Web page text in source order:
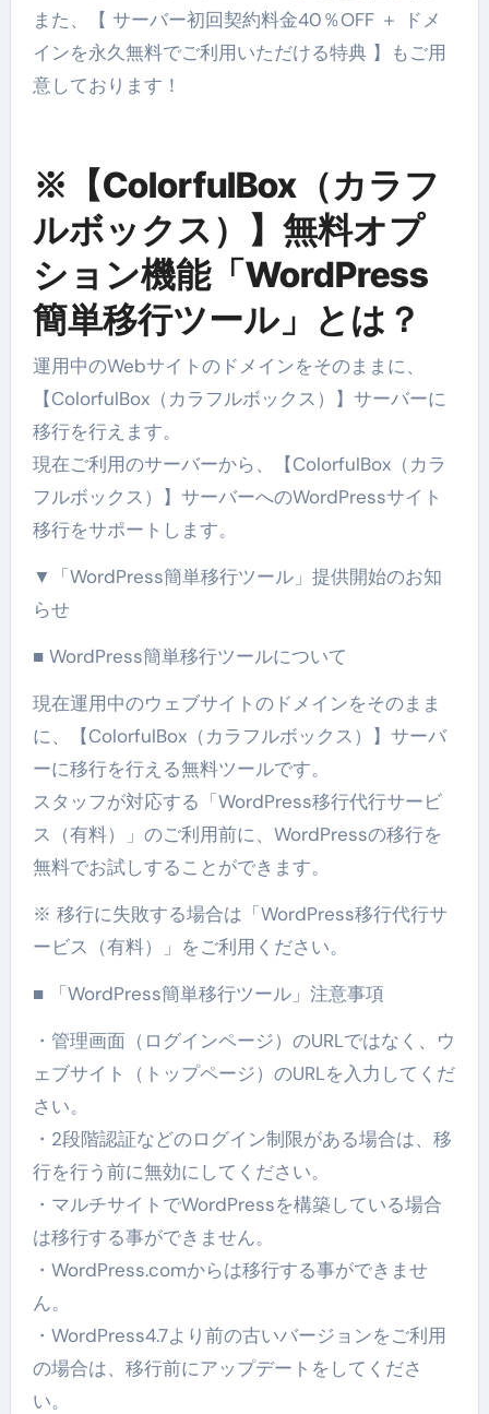
また、【 サーバー初回契約料金40％OFF ＋ ドメ
インを永久無料でご利用いただける特典 】もご用
意しております！
※【ColorfulBox（カラフ
ルボックス）】無料オプ
ション機能「WordPress
簡単移行ツール」とは？
運用中のWebサイトのドメインをそのままに、
【ColorfulBox（カラフルボックス）】サーバーに
移行を行えます。
現在ご利用のサーバーから、【ColorfulBox（カラ
フルボックス）】サーバーへのWordPressサイト
移行をサポートします。
▼「WordPress簡単移行ツール」提供開始のお知
らせ
■ WordPress簡単移行ツールについて
現在運用中のウェブサイトのドメインをそのまま
に、【ColorfulBox（カラフルボックス）】サーバ
ーに移行を行える無料ツールです。
スタッフが対応する「WordPress移行代行サービ
ス（有料）」のご利用前に、WordPressの移行を
無料でお試しすることができます。
※ 移行に失敗する場合は「WordPress移行代行サ
ービス（有料）」をご利用ください。
■ 「WordPress簡単移行ツール」注意事項
・管理画面（ログインページ）のURLではなく、ウ
ェブサイト（トップページ）のURLを入力してくだ
さい。
・2段階認証などのログイン制限がある場合は、移
行を行う前に無効にしてください。
・マルチサイトでWordPressを構築している場合
は移行する事ができません。
・WordPress.comからは移行する事ができませ
ん。
・WordPress4.7より前の古いバージョンをご利用
の場合は、移行前にアップデートをしてくださ
い。